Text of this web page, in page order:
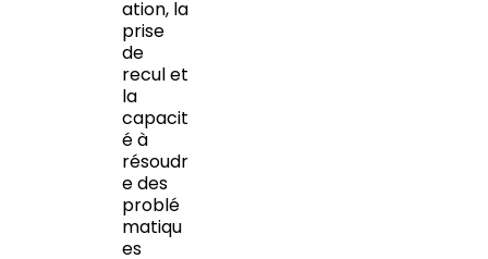
ation, la
prise
de
recul et
la
capacit
é à
résoudr
e des
problé
matiqu
es